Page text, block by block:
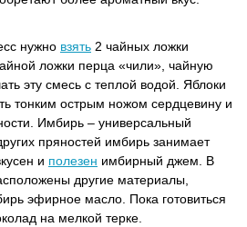
нужно взять 2 чайных ложки
ложки перца «чили», чайную
эту смесь с теплой водой. Яблоки
тонким острым ножом сердцевину и
Имбирь – универсальный
пряностей имбирь занимает
и полезен имбирный джем. В
другие материалы,
эфирное масло. Пока готовиться
на мелкой терке.